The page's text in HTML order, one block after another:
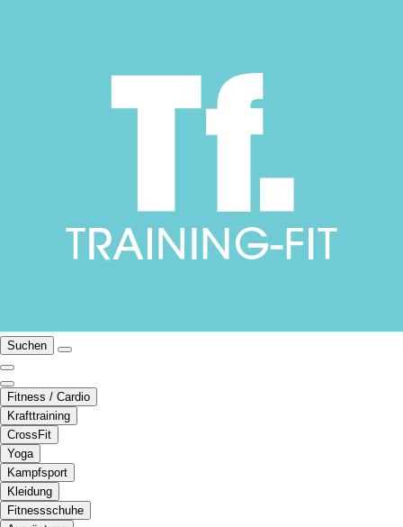
Suchen
Fitness / Cardio
Krafttraining
CrossFit
Yoga
Kampfsport
Kleidung
Fitnessschuhe